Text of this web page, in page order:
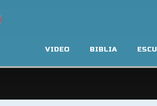
VIDEO BIBLIA